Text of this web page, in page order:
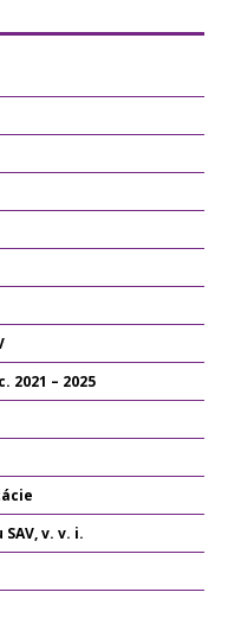
2021 – 2025
v. v. i.